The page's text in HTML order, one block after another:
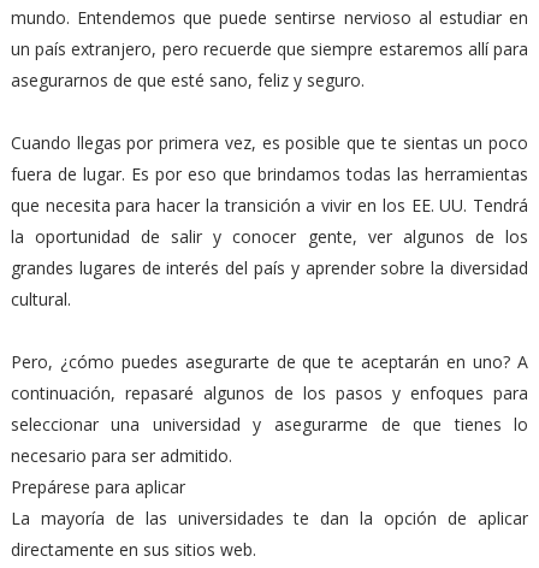
mundo. Entendemos que puede sentirse nervioso al estudiar en
un país extranjero, pero recuerde que siempre estaremos allí para
asegurarnos de que esté sano, feliz y seguro.
Cuando llegas por primera vez, es posible que te sientas un poco
fuera de lugar. Es por eso que brindamos todas las herramientas
que necesita para hacer la transición a vivir en los EE. UU. Tendrá
la oportunidad de salir y conocer gente, ver algunos de los
grandes lugares de interés del país y aprender sobre la diversidad
cultural.
Pero, ¿cómo puedes asegurarte de que te aceptarán en uno? A
continuación, repasaré algunos de los pasos y enfoques para
seleccionar una universidad y asegurarme de que tienes lo
necesario para ser admitido.
Prepárese para aplicar
La mayoría de las universidades te dan la opción de aplicar
directamente en sus sitios web.